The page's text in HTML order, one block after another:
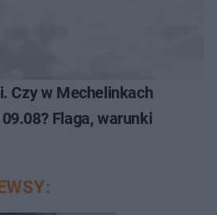
Czy w Mechelinkach
Flaga, warunki